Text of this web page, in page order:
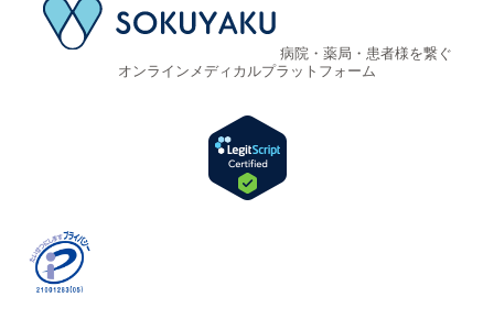
病院・薬局・患者様を繋ぐ
オンラインメディカルプラットフォーム